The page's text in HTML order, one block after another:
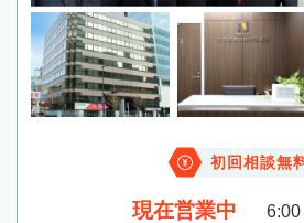
初回相談無
現在営業中